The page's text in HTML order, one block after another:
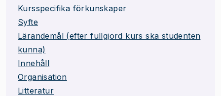
Kursspecifika förkunskaper
Syfte
Lärandemål (efter fullgjord kurs ska studenten
kunna)
Innehåll
Organisation
Litteratur